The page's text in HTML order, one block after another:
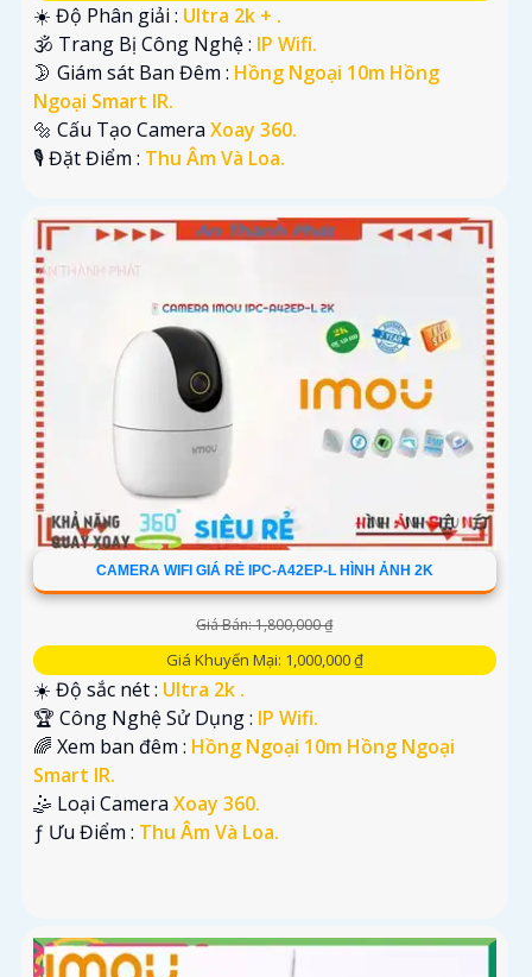
☀️ Độ Phân giải : Ultra 2k + .
🕉️ Trang Bị Công Nghệ : IP Wifi.
🌛 Giám sát Ban Đêm : Hồng Ngoại 10m Hồng
Ngoại Smart IR.
🔩 Cấu Tạo Camera Xoay 360.
️🎙 Đặt Điểm : Thu Âm Và Loa.
CAMERA WIFI GIÁ RẺ IPC-A42EP-L HÌNH ẢNH 2K
Giá Bán: 1,800,000 ₫
Giá Khuyến Mại: 1,000,000 ₫
☀️ Độ sắc nét : Ultra 2k .
🏆 Công Nghệ Sử Dụng : IP Wifi.
🌈 Xem ban đêm : Hồng Ngoại 10m Hồng Ngoại
Smart IR.
🤹 Loại Camera Xoay 360.
️ƒ Ưu Điểm : Thu Âm Và Loa.